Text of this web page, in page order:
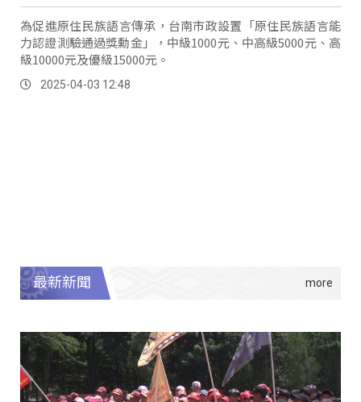
為促進原住民族語言傳承，台南市政設置「原住民族語言能
力認證測驗通過獎勳金」，中級1000元、中高級5000元、高
級10000元及優級15000元。
2025-04-03 12:48
最新新聞